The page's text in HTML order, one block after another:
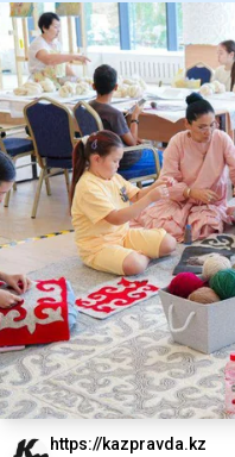
https://kazpravda.kz